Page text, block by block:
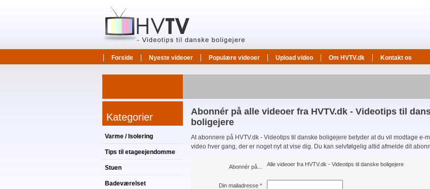
Forside Nyeste videoer Populære videoer Upload video Om HVTV.dk Kontakt os
Kategorier
Varme / Isolering
Tips til etageejendomme
Stuen
Badeværelset
Abonnér på alle videoer fra HVTV.dk - Videotips til
boligejere
At abonnere på HVTV.dk - Videotips til danske boligejere betyder at du vil modtage e-
video hver gang, der er noget nyt at vise dig. Du kan selvfølgelig altid afmelde dit
Abonnér på... Alle videoer fra HVTV.dk - Videotips til danske boligejere
Din mailadresse *